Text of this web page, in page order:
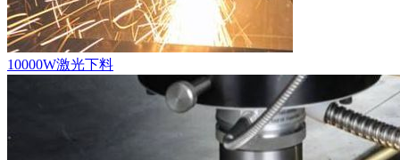
10000W激光下料